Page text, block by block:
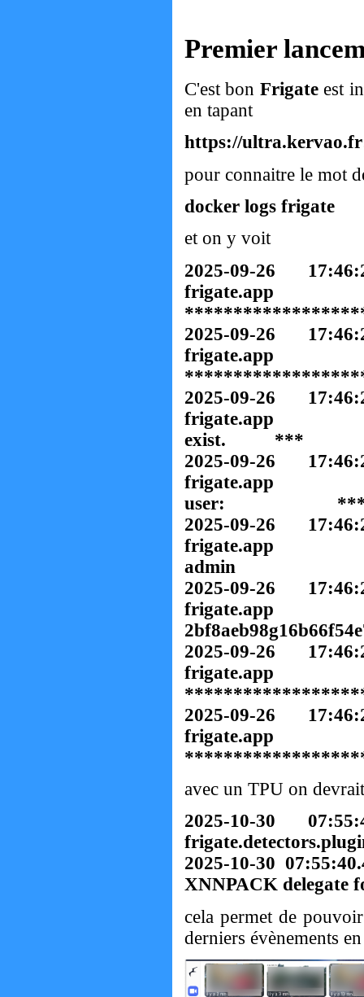
Premier
C'est bon Frigateest
en tapant
https://
pour connaitre le mot
docker logs frigate
et on y voit
2025-09-26
2025-09-26
2025-09-26
frigate.app
exist. ***
2025-09-26
frigate.app
user:
2025-09-26
admin
2025-09-26
2025-09-26
2025-09-26
avec un TPU on
2025-10-30
2025-10-30
XNNPACK delegate
cela permet de
derniers évènements